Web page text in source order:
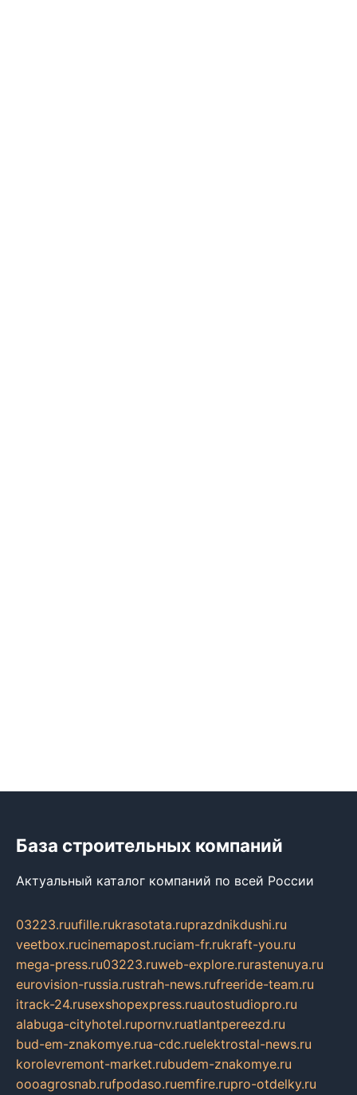
База строительных компаний
Актуальный каталог компаний по всей России
03223.ruufille.rukrasotata.ruprazdnikdushi.ru
veetbox.rucinemapost.ruciam-fr.rukraft-you.ru
mega-press.ru03223.ruweb-explore.rurastenuya.ru
eurovision-russia.rustrah-news.rufreeride-team.ru
itrack-24.rusexshopexpress.ruautostudiopro.ru
alabuga-cityhotel.rupornv.ruatlantpereezd.ru
bud-em-znakomye.rua-cdc.ruelektrostal-news.ru
korolevremont-market.rubudem-znakomye.ru
oooagrosnab.rufpodaso.ruemfire.rupro-otdelky.ru